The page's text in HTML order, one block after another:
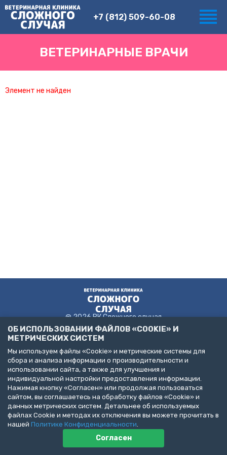
+7 (812) 509-60-08
ВЕТЕРИНАРНЫЕ ВРАЧИ
Элемент не найден
@ 2026 ВК Сложного случая
ДЕЛАЙТЕ БИЗНЕС С НАМИ!
Представлена информация об услугах следующих клиник:
Санкт-Петербург, пр. Народного Ополчения, д. 19, к. 1. (ООО
"НЕОТЛОЖНАЯ ВЕТЕРИНАРИЯ")
Санкт-Петербург, ул. Бухарестская, д. 122, к. 2 (ООО "КВМК")
Пушкин, Павловское шоссе, д. 101. (ООО "ВЦЦ")
Пользовательское соглашение
Политика конфиденциальности
Публичная оферта
ОБ ИСПОЛЬЗОВАНИИ ФАЙЛОВ «COOKIE» И
МЕТРИЧЕСКИХ СИСТЕМ
Мы используем файлы «Cookie» и метрические системы для
сбора и анализа информации о производительности и
использовании сайта, а также для улучшения и
индивидуальной настройки предоставления информации.
Нажимая кнопку «Согласен» или продолжая пользоваться
сайтом, вы соглашаетесь на обработку файлов «Cookie» и
данных метрических систем. Детальнее об используемых
файлах Cookie и методах их отключения вы можете прочитать в
нашей Политике Конфиденциальности.
Согласен